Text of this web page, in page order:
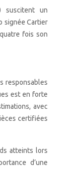
suscitent un
signée Cartier
fois son
responsables
est en forte
avec
certifiées
atteints lors
d’une